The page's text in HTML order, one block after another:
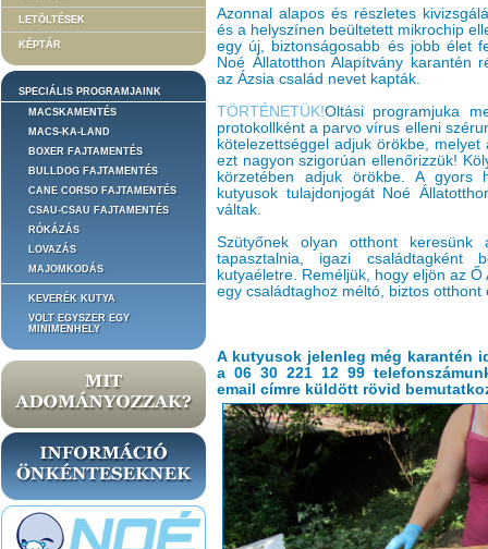
LETÖLTÉSEK
KÉPTÁR
SPECIÁLIS PROGRAMJAINK
MACSKAMENTÉS
MACS-KA-LAND
BOXER FAJTAMENTÉS
BULLDOG FAJTAMENTÉS
CANE CORSO FAJTAMENTÉS
CSAU-CSAU FAJTAMENTÉS
RÓKÁZÁS
LOVAZÁS
MAJOMKODÁS
KEVERÉK KUTYA
VOLT EGYSZER EGY
MINIMENHELY
Azonnal alapos és részletes
és a helyszínen beültetett mikrochip
egy új, biztonságosabb és jobb élet
Noé Állatotthon Alapítvány karantén
az Ázsia család nevet kapták.
TÖRTÉNETÜK!Oltási programjuka
protokollként a parvo vírus elleni
kötelezettséggel adjuk örökbe,
ezt nagyon szigorúan ellenőrizzük!
körzetében adjuk örökbe. A gyors
kutyusok tulajdonjogát Noé
váltak.
Szütyőnek olyan otthont
tapasztalnia, igazi családtagként
kutyaéletre. Reméljük, hogy eljön az
egy családtaghoz méltó, biztos otthont
A kutyusok jelenleg még karantén
a 06 30 221 12 99
email címre küldött rövid